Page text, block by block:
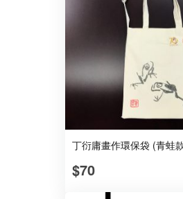
丁衍庸畫作環保袋 (青蛙
$70